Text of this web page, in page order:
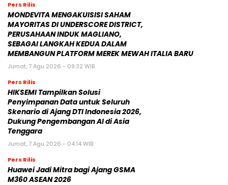
Pers Rilis
MONDEVITA MENGAKUISISI SAHAM
MAYORITAS DI UNDERSCORE DISTRICT,
PERUSAHAAN INDUK MAGLIANO,
SEBAGAI LANGKAH KEDUA DALAM
MEMBANGUN PLATFORM MEREK MEWAH ITALIA BARU
Jumat, 7 Agu 2026 - 09:32 WIB
Pers Rilis
HIKSEMI Tampilkan Solusi
Penyimpanan Data untuk Seluruh
Skenario di Ajang DTI Indonesia 2026,
Dukung Pengembangan AI di Asia
Tenggara
Jumat, 7 Agu 2026 - 04:14 WIB
Pers Rilis
Huawei Jadi Mitra bagi Ajang GSMA
M360 ASEAN 2026